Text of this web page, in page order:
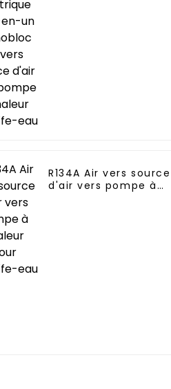
R134A Air vers source
d'air vers pompe à